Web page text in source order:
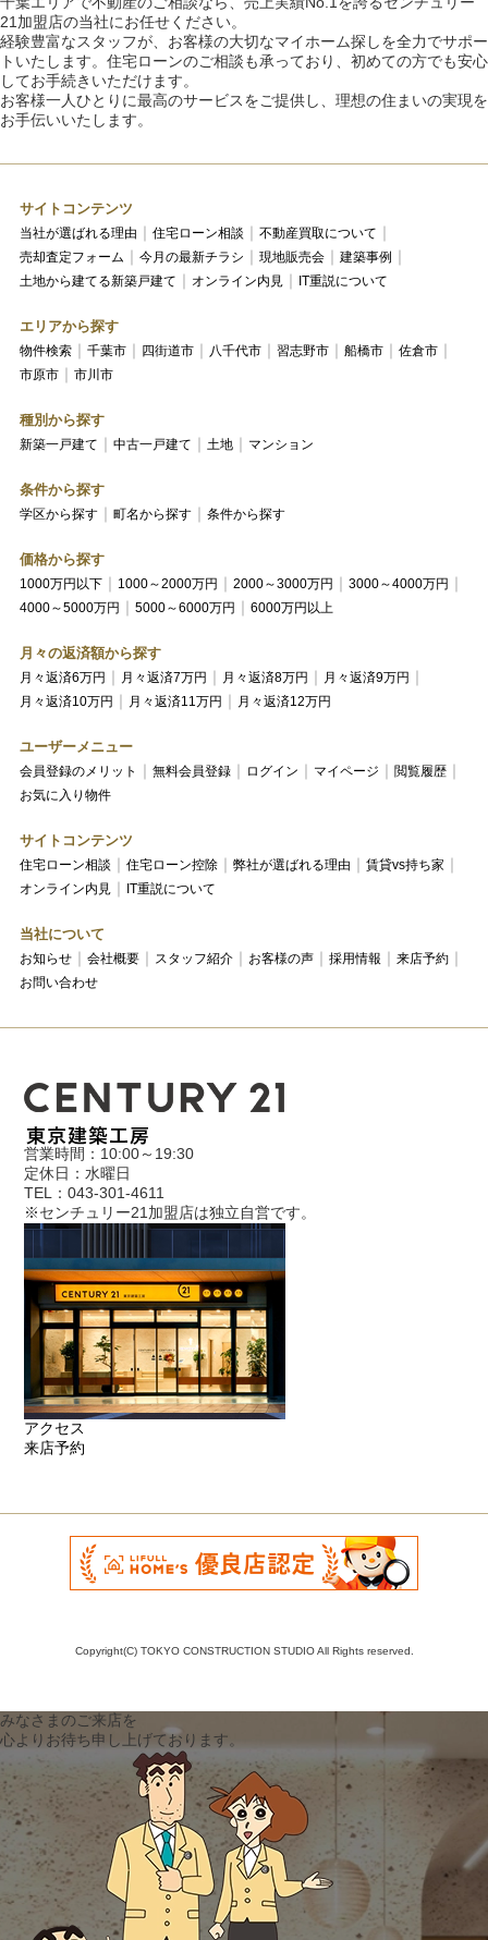
21加盟店の当社にお任せください。
経験豊富なスタッフが、お客様の大切なマイホーム探しを全力でサポー
トいたします。住宅ローンのご相談も承っており、初めての方でも安心
してお手続きいただけます。
お客様一人ひとりに最高のサービスをご提供し、理想の住まいの実現を
お手伝いいたします。
サイトコンテンツ
当社が選ばれる理由 住宅ローン相談
不動産買取について
売却査定フォーム
今月の最新チラシ 現地販売会
建築事例
土地から建てる新築戸建て
オンライン内見 IT重説について
エリアから探す
物件検索 千葉市 四街道市 八千代市 習志野市 船橋市
佐倉市
市原市
市川市
種別から探す
新築一戸建て 中古一戸建て 土地 マンション
条件から探す
学区から探す 町名から探す 条件から探す
価格から探す
1000万円以下 1000～2000万円 2000～3000万円
3000～4000万円
4000～5000万円
5000～6000万円 6000万円以上
月々の返済額から探す
月々返済6万円 月々返済7万円 月々返済8万円
月々返済9万円
月々返済10万円
月々返済11万円 月々返済12万円
ユーザーメニュー
会員登録のメリット 無料会員登録 ログイン マイページ
閲覧履歴
お気に入り物件
サイトコンテンツ
住宅ローン相談 住宅ローン控除 弊社が選ばれる理由
賃貸vs持ち家
オンライン内見
IT重説について
当社について
お知らせ 会社概要 スタッフ紹介 お客様の声 採用情報
来店予約
お問い合わせ
営業時間：10:00～19:30
定休日：水曜日
TEL：043-301-4611
※センチュリー21加盟店は独立自営です。
アクセス
来店予約
Copyright(C) TOKYO CONSTRUCTION STUDIO All Rights reserved.
みなさまのご来店を
心よりお待ち申し上げております。